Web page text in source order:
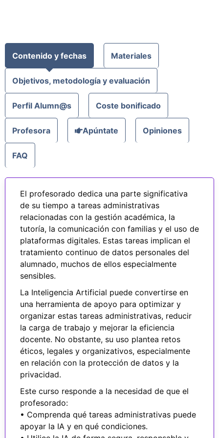
Contenido y fechas Materiales
Objetivos, metodología y evaluación
Perfil Alumn@s Coste bonificado
Profesora Apúntate Opiniones
FAQ
El profesorado dedica una parte significativa
de su tiempo a tareas administrativas
relacionadas con la gestión académica, la
tutoría, la comunicación con familias y el uso de
plataformas digitales. Estas tareas implican el
tratamiento continuo de datos personales del
alumnado, muchos de ellos especialmente
sensibles.
La Inteligencia Artificial puede convertirse en
una herramienta de apoyo para optimizar y
organizar estas tareas administrativas, reducir
la carga de trabajo y mejorar la eficiencia
docente. No obstante, su uso plantea retos
éticos, legales y organizativos, especialmente
en relación con la protección de datos y la
privacidad.
Este curso responde a la necesidad de que el
profesorado:
• Comprenda qué tareas administrativas puede
apoyar la IA y en qué condiciones.